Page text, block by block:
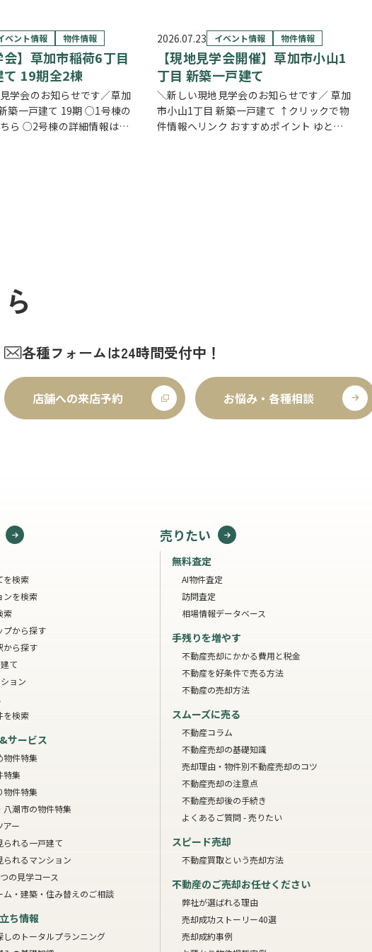
ベント情報 物件情報
会】草加市稲荷6丁目
て 19期全2棟
学会のお知らせです／草加
築一戸建て 19期 ○1号棟の
ら ○2号棟の詳細情報はこ
2026.07.23 イベント情報 物件情報
【現地見学会開催】草加市小山1
丁目 新築一戸建て
＼新しい現地見学会のお知らせです／ 草加
市小山1丁目 新築一戸建て ↑クリックで物
件情報へリンク おすすめポイント ゆとり
各種フォームは24時間受付中！
店舗への来店予約 お悩み・各種相談
を検索
ンを検索
索
プから探す
から探す
て
ョン
を検索
サービス
物件特集
特集
物件特集
八潮市の物件特集
アー
られる一戸建て
られるマンション
の見学コース
ム・建築・住み替えのご相談
ち情報
しのトータルプランニング
売りたい
無料査定
AI物件査定
訪問査定
相場情報データベース
手残りを増やす
不動産売却にかかる費用と税金
不動産を好条件で売る方法
不動産の売却方法
スムーズに売る
不動産コラム
不動産売却の基礎知識
売却理由・物件別不動産売却のコツ
不動産売却の注意点
不動産売却後の手続き
よくあるご質問 - 売りたい
スピード売却
不動産買取という売却方法
不動産のご売却お任せください
弊社が選ばれる理由
売却成功ストーリー40選
売却成約事例